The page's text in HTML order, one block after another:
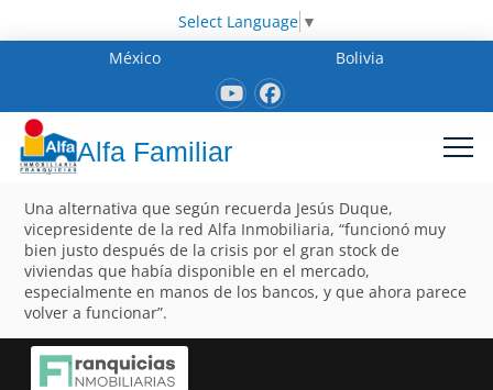
Select Language ▼
México
Bolivia
Alfa Familiar
Una alternativa que según recuerda Jesús Duque,
vicepresidente de la red Alfa Inmobiliaria, “funcionó muy
bien justo después de la crisis por el gran stock de
viviendas que había disponible en el mercado,
especialmente en manos de los bancos, y que ahora parece
volver a funcionar”.